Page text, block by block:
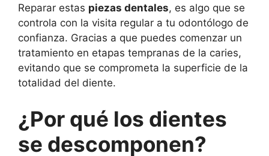
Reparar estas piezas dentales, es algo que se
controla con la visita regular a tu odontólogo de
confianza. Gracias a que puedes comenzar un
tratamiento en etapas tempranas de la caries,
evitando que se comprometa la superficie de la
totalidad del diente.
¿Por qué los dientes
se descomponen?